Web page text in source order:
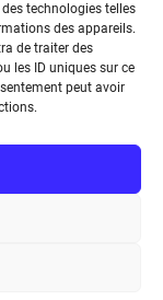
technologies telles
des appareils.
de traiter des
les ID uniques sur ce
peut avoir